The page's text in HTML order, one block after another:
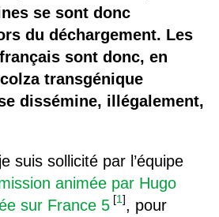
se sont donc
du déchargement. Les
sont donc, en
transgénique
dissémine, illégalement,
suis sollicité par l’équipe
animée par Hugo
sur France 5 [1], pour